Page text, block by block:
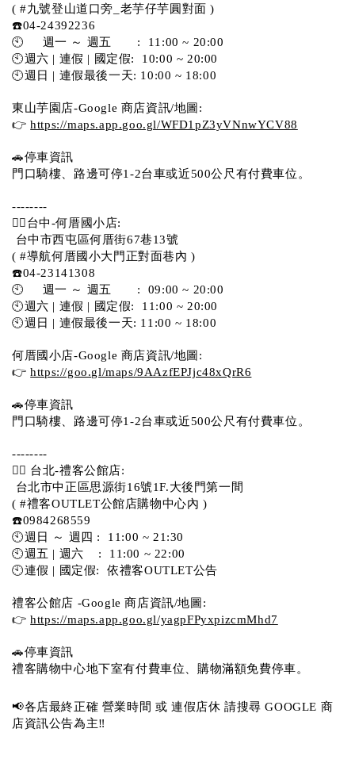
( #九號登山道口旁_老芋仔芋圓對面 )
☎️04-24392236
🕙     週一 ～ 週五       :  11:00 ~ 20:00
🕙週六 | 連假 | 國定假:  10:00 ~ 20:00
🕙週日 | 連假最後一天: 10:00 ~ 18:00
東山芋園店-Google 商店資訊/地圖:
👉 https://maps.app.goo.gl/WFD1pZ3yVNnwYCV88
🚗停車資訊
門口騎樓、路邊可停1-2台車或近500公尺有付費車位。
--------
💁‍♀️台中-何厝國小店:
台中市西屯區何厝街67巷13號
( #導航何厝國小大門正對面巷內 )
☎️04-23141308
🕙     週一 ～ 週五       :  09:00 ~ 20:00
🕙週六 | 連假 | 國定假:  11:00 ~ 20:00
🕙週日 | 連假最後一天: 11:00 ~ 18:00
何厝國小店-Google 商店資訊/地圖:
👉 https://goo.gl/maps/9AAzfEPJjc48xQrR6
🚗停車資訊
門口騎樓、路邊可停1-2台車或近500公尺有付費車位。
--------
💁‍♀️ 台北-禮客公館店:
台北市中正區思源街16號1F.大後門第一間
( #禮客OUTLET公館店購物中心內 )
☎️0984268559
🕙週日 ～ 週四 :  11:00 ~ 21:30
🕙週五 | 週六    :  11:00 ~ 22:00
🕙連假 | 國定假:  依禮客OUTLET公告
禮客公館店 -Google 商店資訊/地圖:
👉 https://maps.app.goo.gl/yagpFPyxpizcmMhd7
🚗停車資訊
禮客購物中心地下室有付費車位、購物滿額免費停車。
📢各店最終正確 營業時間 或 連假店休 請搜尋 GOOGLE 商
店資訊公告為主‼️